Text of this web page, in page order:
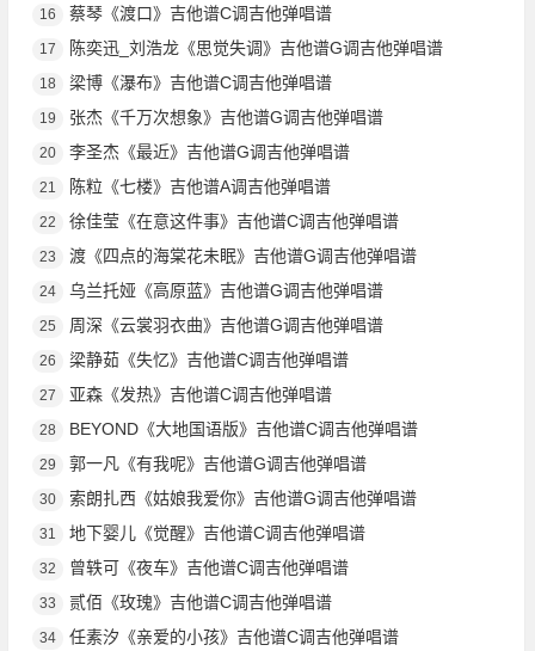
16 蔡琴《渡口》吉他谱C调吉他弹唱谱
17 陈奕迅_刘浩龙《思觉失调》吉他谱G调吉他弹唱谱
18 梁博《瀑布》吉他谱C调吉他弹唱谱
19 张杰《千万次想象》吉他谱G调吉他弹唱谱
20 李圣杰《最近》吉他谱G调吉他弹唱谱
21 陈粒《七楼》吉他谱A调吉他弹唱谱
22 徐佳莹《在意这件事》吉他谱C调吉他弹唱谱
23 渡《四点的海棠花未眠》吉他谱G调吉他弹唱谱
24 乌兰托娅《高原蓝》吉他谱G调吉他弹唱谱
25 周深《云裳羽衣曲》吉他谱G调吉他弹唱谱
26 梁静茹《失忆》吉他谱C调吉他弹唱谱
27 亚森《发热》吉他谱C调吉他弹唱谱
28 BEYOND《大地国语版》吉他谱C调吉他弹唱谱
29 郭一凡《有我呢》吉他谱G调吉他弹唱谱
30 索朗扎西《姑娘我爱你》吉他谱G调吉他弹唱谱
31 地下婴儿《觉醒》吉他谱C调吉他弹唱谱
32 曾轶可《夜车》吉他谱C调吉他弹唱谱
33 贰佰《玫瑰》吉他谱C调吉他弹唱谱
34 任素汐《亲爱的小孩》吉他谱C调吉他弹唱谱